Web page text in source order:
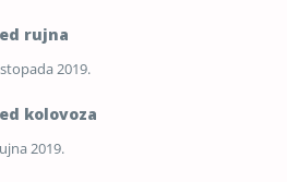
rujna
2019.
kolovoza
2019.